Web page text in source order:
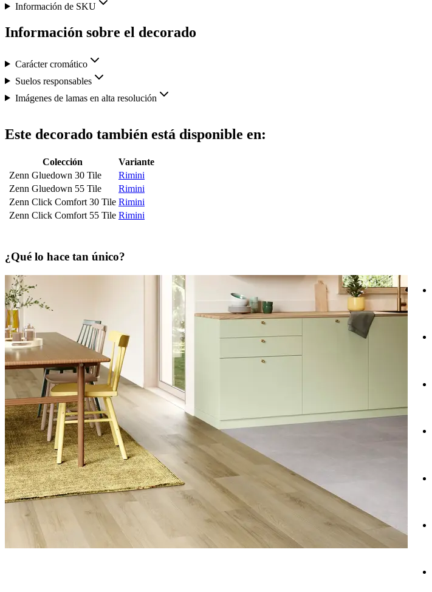
Información de SKU
Información sobre el decorado
Carácter cromático
Suelos responsables
Imágenes de lamas en alta resolución
Este decorado también está disponible en:
Colección
Variante
Zenn Gluedown 30 Tile
Rimini
Zenn Gluedown 55 Tile
Rimini
Zenn Click Comfort 30 Tile Rimini
Zenn Click Comfort 55 Tile Rimini
¿Qué lo hace tan único?